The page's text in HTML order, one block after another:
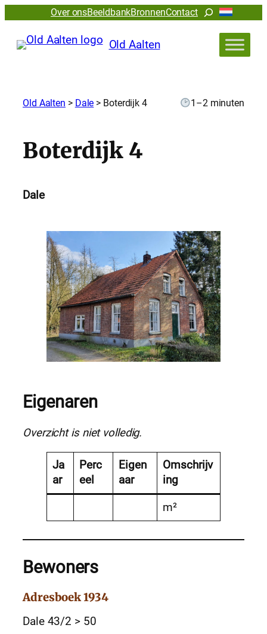
Over onsBeeldbankBronnenContactZoeken
Old Aalten
Old Aalten > Dale > Boterdijk 4 1–2 minuten
Boterdijk 4
Dale
Eigenaren
Overzicht is niet volledig.
Ja
ar
Perc
eel
Eigen
aar
Omschrijv
ing
m²
Bewoners
Adresboek 1934
Dale 43/2 > 50